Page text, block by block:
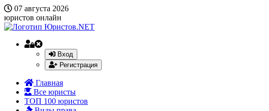
07 августа 2026
юристов онлайн
Вход
Регистрация
Главная
Все юристы
ТОП 100 юристов